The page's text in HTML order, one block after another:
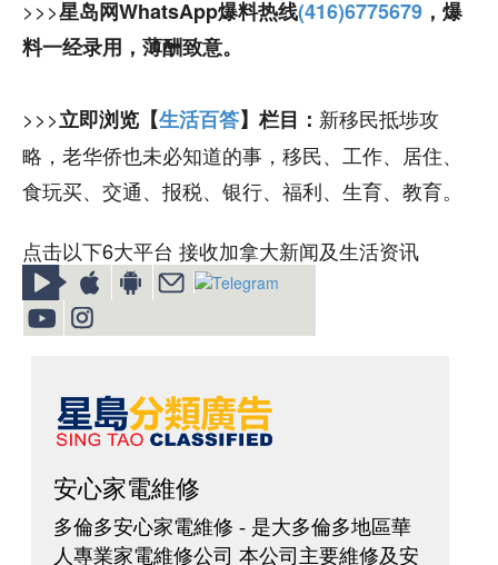
>>>星岛网WhatsApp爆料热线(416)6775679 ，爆
料一经录用，薄酬致意。
>>>立即浏览【生活百答】栏目： 新移民抵埗攻
略，老华侨也未必知道的事，移民、工作、居住、
食玩买、交通、报税、银行、福利、生育、教育。
点击以下6大平台 接收加拿大新闻及生活资讯